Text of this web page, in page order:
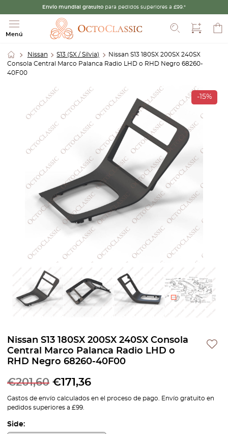
Envío mundial gratuito para pedidos superiores a £99.*
Menú
Nissan S13 (SX / Silvia)
Nissan S13 180SX 200SX 240SX
Consola Central Marco Palanca Radio LHD o RHD Negro 68260-
40F00
-15%
Nissan S13 180SX 200SX 240SX Consola
Central Marco Palanca Radio LHD o
RHD Negro 68260-40F00
€201,60 €171,36
Gastos de envío calculados en el proceso de pago. Envío gratuito en
pedidos superiores a £99.
Side: